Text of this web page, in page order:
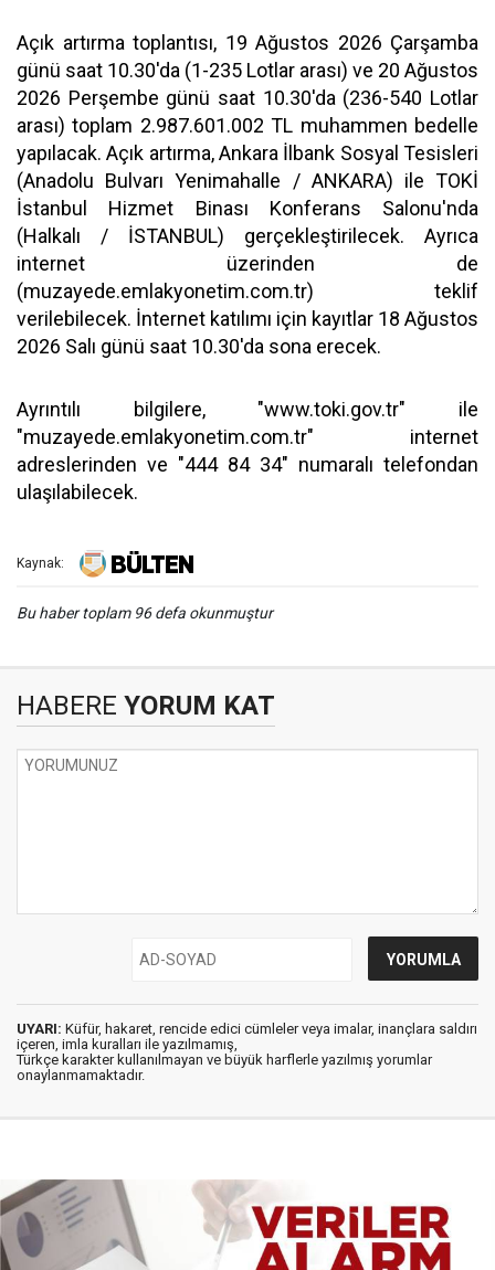
Açık artırma toplantısı, 19 Ağustos 2026 Çarşamba
günü saat 10.30'da (1-235 Lotlar arası) ve 20 Ağustos
2026 Perşembe günü saat 10.30'da (236-540 Lotlar
arası) toplam 2.987.601.002 TL muhammen bedelle
yapılacak. Açık artırma, Ankara İlbank Sosyal Tesisleri
(Anadolu Bulvarı Yenimahalle / ANKARA) ile TOKİ
İstanbul Hizmet Binası Konferans Salonu'nda
(Halkalı / İSTANBUL) gerçekleştirilecek. Ayrıca
internet üzerinden de
(muzayede.emlakyonetim.com.tr) teklif
verilebilecek. İnternet katılımı için kayıtlar 18 Ağustos
2026 Salı günü saat 10.30'da sona erecek.
Ayrıntılı bilgilere, "www.toki.gov.tr" ile
"muzayede.emlakyonetim.com.tr" internet
adreslerinden ve "444 84 34" numaralı telefondan
ulaşılabilecek.
Kaynak:
Bu haber toplam 96 defa okunmuştur
HABERE YORUM KAT
UYARI: Küfür, hakaret, rencide edici cümleler veya imalar, inançlara saldırı
içeren, imla kuralları ile yazılmamış,
Türkçe karakter kullanılmayan ve büyük harflerle yazılmış yorumlar
onaylanmamaktadır.